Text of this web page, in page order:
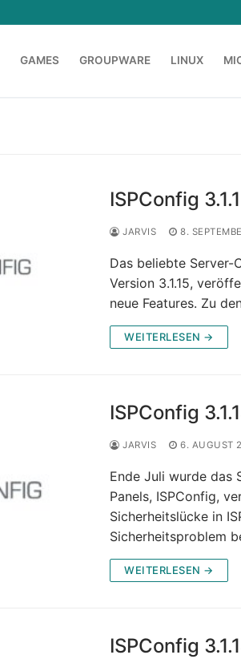
GAMES GROUPWARE LINUX
ISPConfig
JARVIS 8.
Das beliebte Server-
Version 3.1.15,
neue Features. Zu
WEITERLESEN →
ISPConfig
JARVIS 6. AUGUST
Ende Juli wurde das
Panels, ISPConfig,
Sicherheitslücke in
Sicherheitsproblem
WEITERLESEN →
ISPConfig